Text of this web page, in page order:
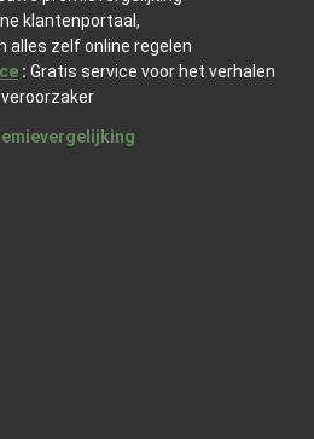
klantenportaal,
alles zelf online regelen
: Gratis service voor het verhalen